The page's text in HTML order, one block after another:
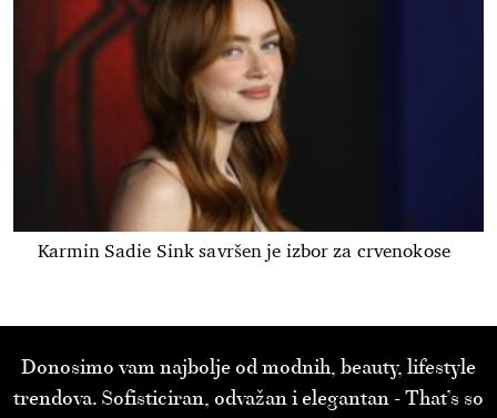
Karmin Sadie Sink savršen je izbor za crvenokose
Donosimo vam najbolje od modnih, beauty, lifestyle
trendova. Sofisticiran, odvažan i elegantan - That’s so